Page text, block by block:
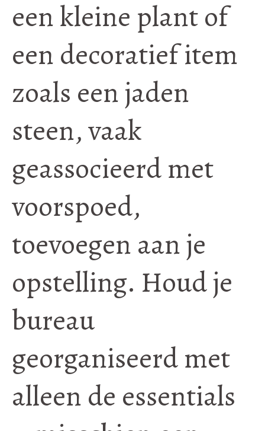
een kleine plant of
een decoratief item
zoals een jaden
steen, vaak
geassocieerd met
voorspoed,
toevoegen aan je
opstelling. Houd je
bureau
georganiseerd met
alleen de essentials